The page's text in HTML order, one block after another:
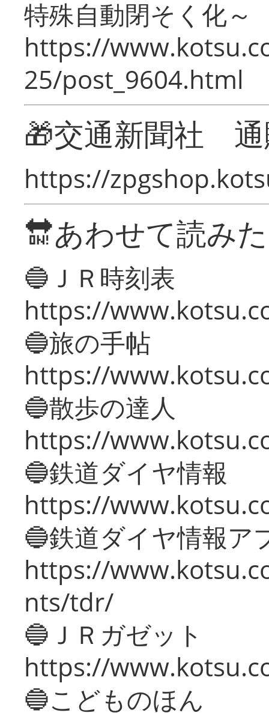
特殊自動閉そく化～
https://
25/post_9604.html
🎁交通新聞社
https://
🔛あわせて読み
🔵ＪＲ時刻表
https://
🔵旅の手帖
https://
🔵散歩の達人
https://
🔵鉄道ダイヤ情報
https://
🔵鉄道ダイヤ情報ア
https://
nts/tdr/
🔵ＪＲガゼット
https://
🔵こどものほん